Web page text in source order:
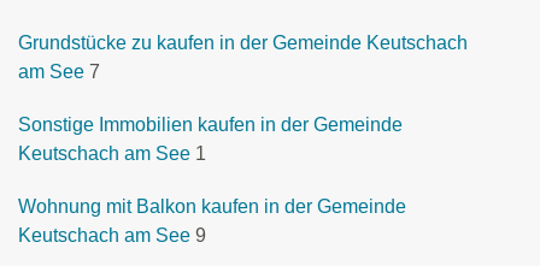
Grundstücke zu kaufen in der Gemeinde Keutschach
am See 7
Sonstige Immobilien kaufen in der Gemeinde
Keutschach am See 1
Wohnung mit Balkon kaufen in der Gemeinde
Keutschach am See 9